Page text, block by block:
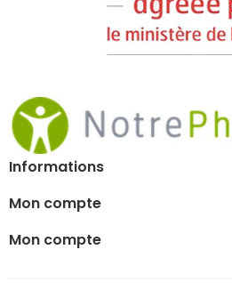
Informations
Mon compte
Mon compte